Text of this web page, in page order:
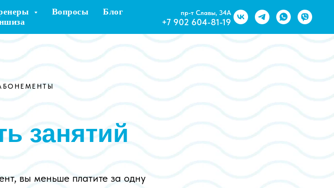
Вопросы
Блог
пр-т Славы, 34А
+7 902 604-81-19
занятий
вы меньше платите за одну